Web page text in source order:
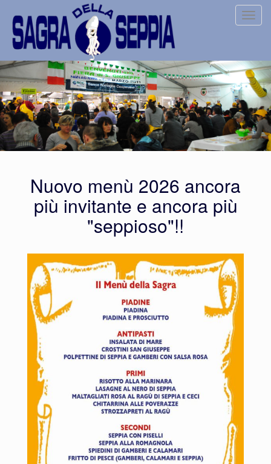
Nuovo menù 2026 ancora
più invitante e ancora più
"seppioso"!!